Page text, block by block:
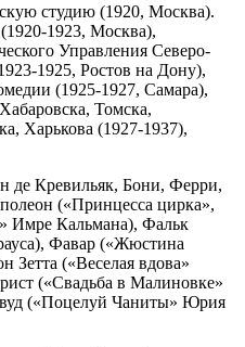
студию (1920, Москва).
1923, Москва),
Управления Северо-
1925, Ростов на Дону),
(1925-1927, Самара),
Томска,
Харькова (1927-1937),
де Кревильяк, Бони, Ферри,
(«Принцесса цирка»,
Имре Кальмана), Фальк
Фавар («Жюстина
(«Веселая вдова»
(«Свадьба в Малиновке»
(«Поцелуй Чаниты» Юрия